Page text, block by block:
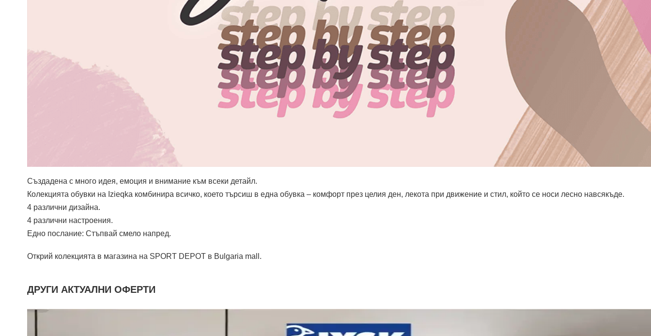
Създадена с много идея, емоция и внимание към всеки детайл.
Колекцията обувки на Izieqka комбинира всичко, което търсиш в една обувка – комфорт през целия ден, лекота при движение и стил, който се носи лесно навсякъде.
4 различни дизайна.
4 различни настроения.
Едно послание: Стъпвай смело напред.
Открий колекцията в магазина на SPORT DEPOT в Bulgaria mall.
ДРУГИ АКТУАЛНИ ОФЕРТИ